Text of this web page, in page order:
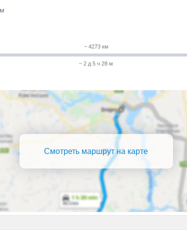
~ 4273 км
~ 2 д 5 ч 28 м
Смотреть маршрут на карте